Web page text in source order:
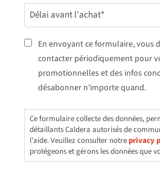
Délai
avant
l'achat
(Nécessaire)
Consent
En envoyant ce formulaire, vous
contacter périodiquement pour
promotionnelles et des infos
désabonner n'importe quand.
Ce formulaire collecte des données,
détaillants Caldera autorisés de
l'aide. Veuillez consulter notreprivacy
protégeons et gérons les données que